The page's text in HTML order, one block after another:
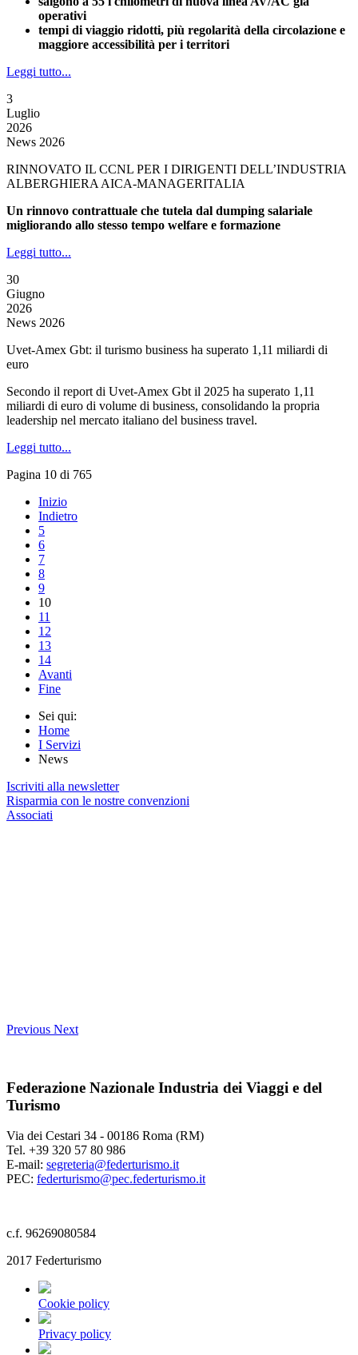
operativi
tempi di viaggio ridotti, più regolarità della circolazione e
maggiore accessibilità per i territori
Leggi tutto...
3
Luglio
2026
News 2026
RINNOVATO IL CCNL PER I DIRIGENTI DELL’INDUSTRIA
ALBERGHIERA AICA-MANAGERITALIA
Un rinnovo contrattuale che tutela dal dumping salariale
migliorando allo stesso tempo welfare e formazione
Leggi tutto...
30
Giugno
2026
News 2026
Uvet-Amex Gbt: il turismo business ha superato 1,11 miliardi di
euro
Secondo il report di Uvet-Amex Gbt il 2025 ha superato 1,11
miliardi di euro di volume di business, consolidando la propria
leadership nel mercato italiano del business travel.
Leggi tutto...
Pagina 10 di 765
Inizio
Indietro
5
6
7
8
9
10
11
12
13
14
Avanti
Fine
Sei qui:
Home
I Servizi
News
Iscriviti alla newsletter
Risparmia con le nostre convenzioni
Associati
Previous Next
Federazione Nazionale Industria dei Viaggi e del
Turismo
Via dei Cestari 34 - 00186 Roma (RM)
Tel. +39 320 57 80 986
E-mail: segreteria@federturismo.it
PEC: federturismo@pec.federturismo.it
c.f. 96269080584
2017 Federturismo
Cookie policy
Privacy policy